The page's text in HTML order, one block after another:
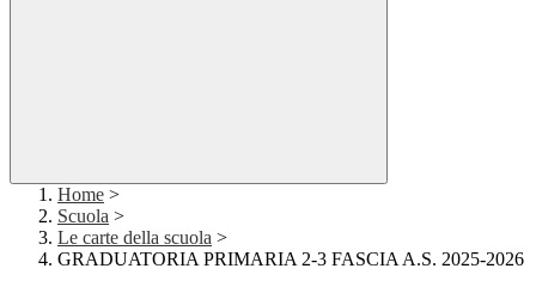
Home >
Scuola >
Le carte della scuola >
GRADUATORIA PRIMARIA 2-3 FASCIA A.S. 2025-2026